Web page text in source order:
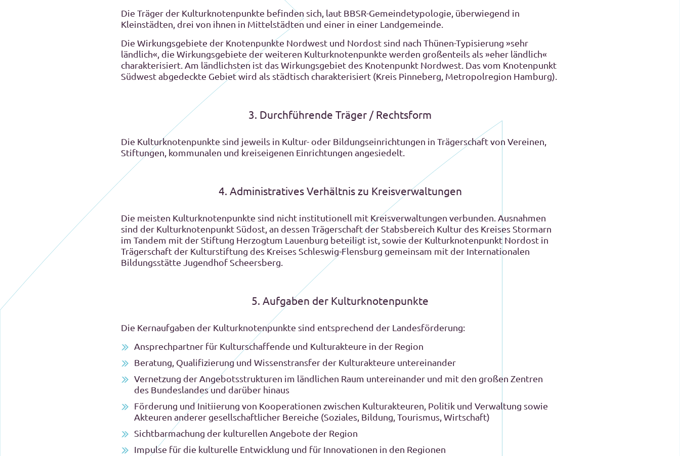
Die Träger der Kulturknotenpunkte befinden sich, laut BBSR-Gemeindetypologie, überwiegend in
Kleinstädten, drei von ihnen in Mittelstädten und einer in einer Landgemeinde.
Die Wirkungsgebiete der Knotenpunkte Nordwest und Nordost sind nach Thünen-Typisierung »sehr
ländlich«, die Wirkungsgebiete der weiteren Kulturknotenpunkte werden großenteils als »eher ländlich«
charakterisiert. Am ländlichsten ist das Wirkungsgebiet des Knotenpunkt Nordwest. Das vom Knotenpunkt
Südwest abgedeckte Gebiet wird als städtisch charakterisiert (Kreis Pinneberg, Metropolregion Hamburg).
3. Durchführende Träger / Rechtsform
Die Kulturknotenpunkte sind jeweils in Kultur- oder Bildungseinrichtungen in Trägerschaft von Vereinen,
Stiftungen, kommunalen und kreiseigenen Einrichtungen angesiedelt.
4. Administratives Verhältnis zu Kreisverwaltungen
Die meisten Kulturknotenpunkte sind nicht institutionell mit Kreisverwaltungen verbunden. Ausnahmen
sind der Kulturknotenpunkt Südost, an dessen Trägerschaft der Stabsbereich Kultur des Kreises Stormarn
im Tandem mit der Stiftung Herzogtum Lauenburg beteiligt ist, sowie der Kulturknotenpunkt Nordost in
Trägerschaft der Kulturstiftung des Kreises Schleswig-Flensburg gemeinsam mit der Internationalen
Bildungsstätte Jugendhof Scheersberg.
5. Aufgaben der Kulturknotenpunkte
Die Kernaufgaben der Kulturknotenpunkte sind entsprechend der Landesförderung:
Ansprechpartner für Kulturschaffende und Kulturakteure in der Region
Beratung, Qualifizierung und Wissenstransfer der Kulturakteure untereinander
Vernetzung der Angebotsstrukturen im ländlichen Raum untereinander und mit den großen Zentren
des Bundeslandes und darüber hinaus
Förderung und Initiierung von Kooperationen zwischen Kulturakteuren, Politik und Verwaltung sowie
Akteuren anderer gesellschaftlicher Bereiche (Soziales, Bildung, Tourismus, Wirtschaft)
Sichtbarmachung der kulturellen Angebote der Region
Impulse für die kulturelle Entwicklung und für Innovationen in den Regionen